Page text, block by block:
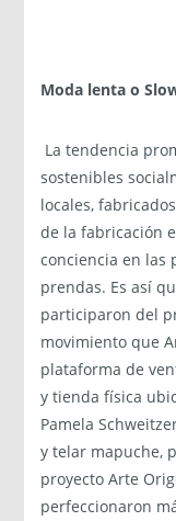
Moda lenta o
La tendencia
sostenibles
locales,
de la fabricación
conciencia en las
prendas. Es así
participaron del
movimiento que
plataforma de
y tienda física
Pamela
y telar mapuche,
proyecto Arte
perfeccionaron